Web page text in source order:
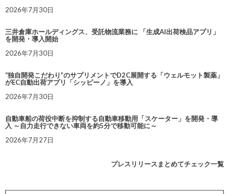
2026年7月30日
三井倉庫ホールディングス、受託物流業務に 「生成AI出荷検品アプリ」
を開発・導入開始
2026年7月30日
“独自開発こだわり”のサプリメントでD2C展開する「ウェルモット製薬」
がEC自動出荷アプリ「シッピーノ」を導入
2026年7月30日
自動車船の荷役中断を抑制する自動車移動用「スケーター」を開発・導
入 ～自力走行できない車両を約5分で移動可能に～
2026年7月27日
プレスリリースまとめてチェック一覧